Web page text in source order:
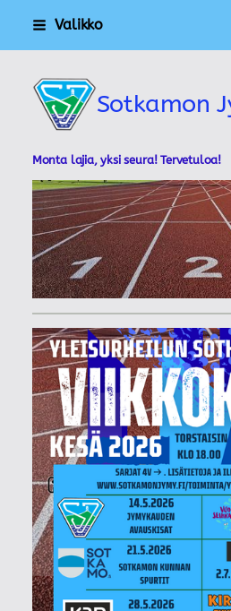
Siirry
Valikko
Sotkamon
Monta lajia, yksi seura! Tervetuloa!